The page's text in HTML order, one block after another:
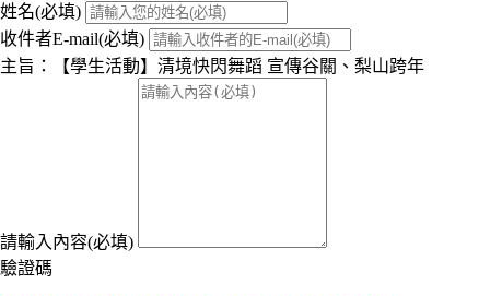
姓名(必填)
收件者E-mail(必填)
主旨：【學生活動】清境快閃舞蹈 宣傳谷關、梨山跨年
請輸入內容(必填)
驗證碼